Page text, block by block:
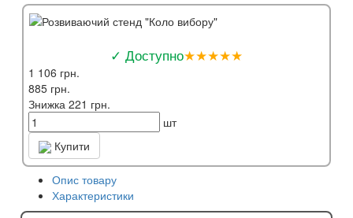
✓ Доступно★★★★★
1 106 грн.
885 грн.
Знижка 221 грн.
шт
Купити
Опис товару
Характеристики